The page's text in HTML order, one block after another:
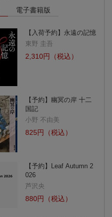
電子書籍版
【入荷予約】永遠の記憶
東野 圭吾
2,310円（税込）
【予約】幽冥の岸 十二
国記
小野 不由美
825円（税込）
【予約】Leaf Autumn 2
026
芦沢央
880円（税込）